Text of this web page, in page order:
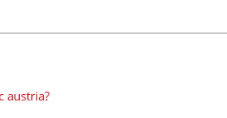
austria?